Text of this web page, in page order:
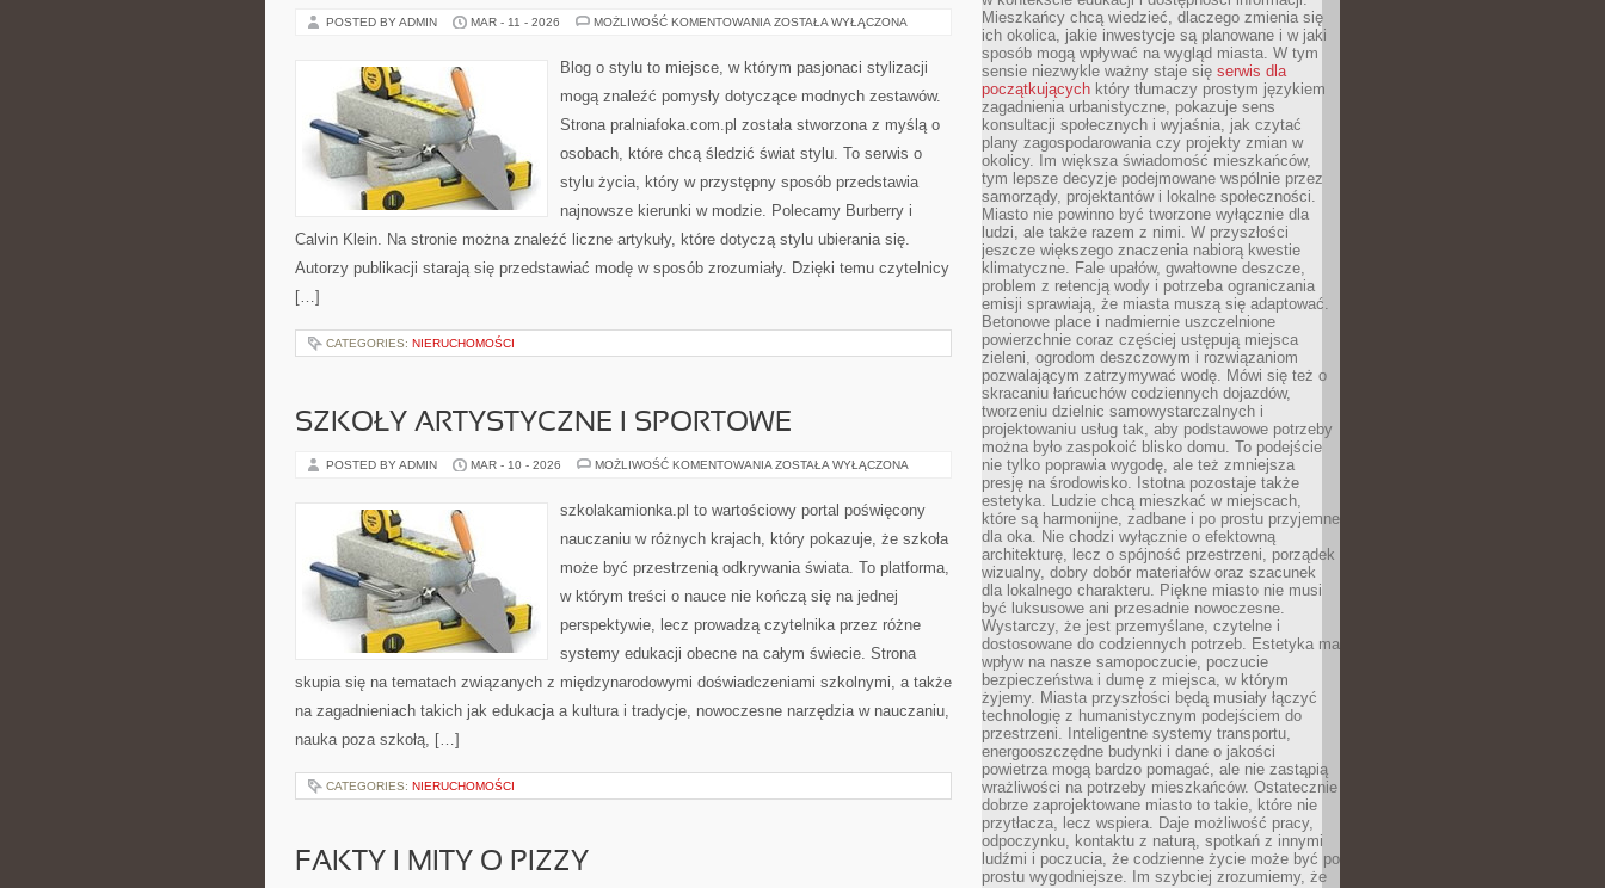
POSTED BY ADMIN MAR - 11 - 2026 MOŻLIWOŚĆ KOMENTOWANIA H&M
ZOSTAŁA WYŁĄCZONA
Blog o stylu to miejsce, w którym pasjonaci stylizacji
mogą znaleźć pomysły dotyczące modnych zestawów.
Strona pralniafoka.com.pl została stworzona z myślą o
osobach, które chcą śledzić świat stylu. To serwis o
stylu życia, który w przystępny sposób przedstawia
najnowsze kierunki w modzie. Polecamy Burberry i
Calvin Klein. Na stronie można znaleźć liczne artykuły, które dotyczą stylu ubierania się.
Autorzy publikacji starają się przedstawiać modę w sposób zrozumiały. Dzięki temu czytelnicy
[…]
CATEGORIES: NIERUCHOMOŚCI
SZKOŁY ARTYSTYCZNE I SPORTOWE
POSTED BY ADMIN MAR - 10 - 2026 MOŻLIWOŚĆ KOMENTOWANIA SZKOŁY
SPORTOWE
ZOSTAŁA WYŁĄCZONA
szkolakamionka.pl to wartościowy portal poświęcony
nauczaniu w różnych krajach, który pokazuje, że szkoła
może być przestrzenią odkrywania świata. To platforma,
w którym treści o nauce nie kończą się na jednej
perspektywie, lecz prowadzą czytelnika przez różne
systemy edukacji obecne na całym świecie. Strona
skupia się na tematach związanych z międzynarodowymi doświadczeniami szkolnymi, a także
na zagadnieniach takich jak edukacja a kultura i tradycje, nowoczesne narzędzia w nauczaniu,
nauka poza szkołą, […]
CATEGORIES: NIERUCHOMOŚCI
FAKTY I MITY O PIZZY
Mieszkańcy chcą wiedzieć, dlaczego zmienia się
ich okolica, jakie inwestycje są planowane i w jaki
sposób mogą wpływać na wygląd miasta. W tym
sensie niezwykle ważny staje się serwis dla
początkujących który tłumaczy prostym językiem
zagadnienia urbanistyczne, pokazuje sens
konsultacji społecznych i wyjaśnia, jak czytać
plany zagospodarowania czy projekty zmian w
okolicy. Im większa świadomość mieszkańców,
tym lepsze decyzje podejmowane wspólnie przez
samorządy, projektantów i lokalne społeczności.
Miasto nie powinno być tworzone wyłącznie dla
ludzi, ale także razem z nimi. W przyszłości
jeszcze większego znaczenia nabiorą kwestie
klimatyczne. Fale upałów, gwałtowne deszcze,
problem z retencją wody i potrzeba ograniczania
emisji sprawiają, że miasta muszą się adaptować.
Betonowe place i nadmiernie uszczelnione
powierzchnie coraz częściej ustępują miejsca
zieleni, ogrodom deszczowym i rozwiązaniom
pozwalającym zatrzymywać wodę. Mówi się też o
skracaniu łańcuchów codziennych dojazdów,
tworzeniu dzielnic samowystarczalnych i
projektowaniu usług tak, aby podstawowe potrzeby
można było zaspokoić blisko domu. To podejście
nie tylko poprawia wygodę, ale też zmniejsza
presję na środowisko. Istotna pozostaje także
estetyka. Ludzie chcą mieszkać w miejscach,
które są harmonijne, zadbane i po prostu przyjemne
dla oka. Nie chodzi wyłącznie o efektowną
architekturę, lecz o spójność przestrzeni, porządek
wizualny, dobry dobór materiałów oraz szacunek
dla lokalnego charakteru. Piękne miasto nie musi
być luksusowe ani przesadnie nowoczesne.
Wystarczy, że jest przemyślane, czytelne i
dostosowane do codziennych potrzeb. Estetyka ma
wpływ na nasze samopoczucie, poczucie
bezpieczeństwa i dumę z miejsca, w którym
żyjemy. Miasta przyszłości będą musiały łączyć
technologię z humanistycznym podejściem do
przestrzeni. Inteligentne systemy transportu,
energooszczędne budynki i dane o jakości
powietrza mogą bardzo pomagać, ale nie zastąpią
wrażliwości na potrzeby mieszkańców. Ostatecznie
dobrze zaprojektowane miasto to takie, które nie
przytłacza, lecz wspiera. Daje możliwość pracy,
odpoczynku, kontaktu z naturą, spotkań z innymi
ludźmi i poczucia, że codzienne życie może być po
prostu wygodniejsze. Im szybciej zrozumiemy, że